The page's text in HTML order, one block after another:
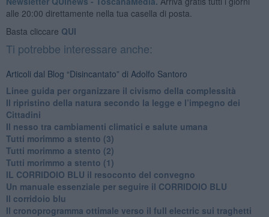
alle 20:00 direttamente nella tua casella di posta.
Basta cliccare QUI
Ti potrebbe interessare anche:
Articoli dal Blog “Disincantato” di Adolfo Santoro
​Linee guida per organizzare il civismo della complessità
​Il ripristino della natura secondo la legge e l’impegno dei
Cittadini
Il nesso tra cambiamenti climatici e salute umana
Tutti morimmo a stento (3)
Tutti morimmo a stento (2)
​Tutti morimmo a stento (1)
IL CORRIDOIO BLU il resoconto del convegno
Un manuale essenziale per seguire il CORRIDOIO BLU
Il corridoio blu
​Il cronoprogramma ottimale verso il full electric sui traghetti